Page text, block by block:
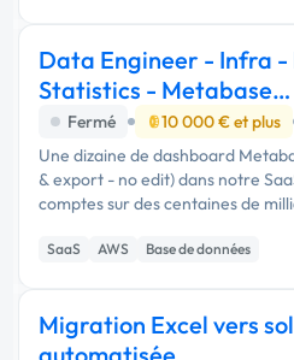
Data Engineer - Infra -
Statistics - Metabase
PostgreSQL & AWS
Fermé 10 000 € et plus
Une dizaine de dashboard
& export - no edit) dans notre
comptes sur des centaines de
Metabase est relié à des db
à la db de pro...
SaaS AWS Base de données
Migration Excel vers